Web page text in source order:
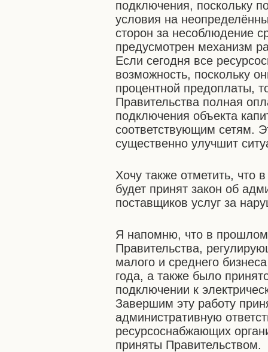
подключения, поскольку
условия на
сторон за несоблюдение
предусмотрен механизм
Если сегодня все
возможность, поскольку
процентной предоплаты,
Правительства полная
подключения объекта
соответствующим сетям.
существенно улучшит
Хочу также отметить, что
будет принят закон об
поставщиков услуг за
Я напомню, что в
Правительства,
малого и среднего
года, а также было
подключении к
Завершим эту работу
административную
ресурсоснабжающих
приняты Правительством.